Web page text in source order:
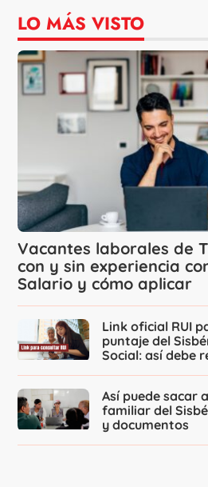
LO MÁS VISTO
Vacantes laborales de
con y sin experiencia
Salario y cómo aplicar
Link oficial RUI
puntaje del
Social: así debe
Así puede sacar
familiar del
y documentos